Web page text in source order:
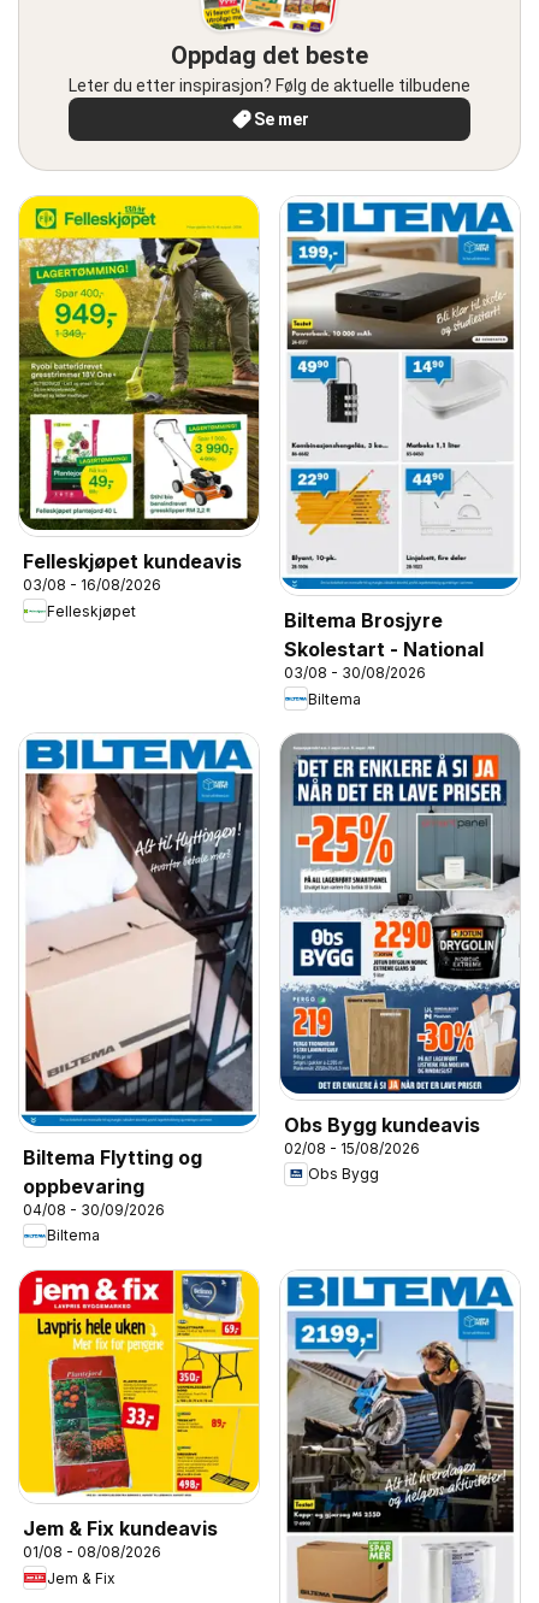
Oppdag det beste
Leter du etter inspirasjon? Følg de aktuelle tilbudene
Se mer
Felleskjøpet kundeavis
03/08 - 16/08/2026
Felleskjøpet
Biltema Brosjyre
Skolestart - National
03/08 - 30/08/2026
Biltema
Biltema Flytting og
oppbevaring
04/08 - 30/09/2026
Biltema
Obs Bygg kundeavis
02/08 - 15/08/2026
Obs Bygg
Jem & Fix kundeavis
01/08 - 08/08/2026
Jem & Fix